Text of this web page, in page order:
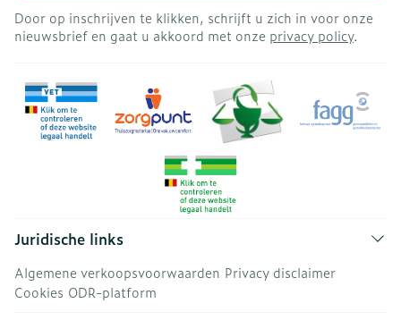
Door op inschrijven te klikken, schrijft u zich in voor onze
nieuwsbrief en gaat u akkoord met onze privacy policy.
Juridische links
Algemene verkoopsvoorwaarden Privacy disclaimer
Cookies ODR-platform